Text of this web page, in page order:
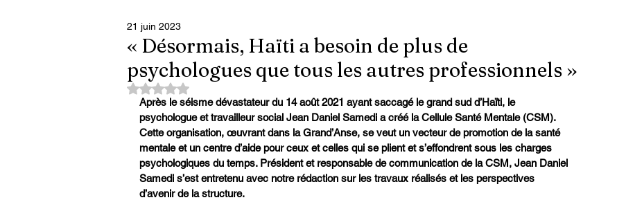
« Désormais, Haïti a besoin de plus de
psychologues que tous les autres professionnels »
21 juin 2023
Noté NaN étoiles sur 5.
Après le séisme dévastateur du 14 août 2021 ayant saccagé le grand sud d’Haïti, le
psychologue et travailleur social Jean Daniel Samedi a créé la Cellule Santé Mentale (CSM).
Cette organisation, œuvrant dans la Grand’Anse, se veut un vecteur de promotion de la santé
mentale et un centre d’aide pour ceux et celles qui se plient et s’effondrent sous les charges
psychologiques du temps. Président et responsable de communication de la CSM, Jean Daniel
Samedi s’est entretenu avec notre rédaction sur les travaux réalisés et les perspectives
d’avenir de la structure.